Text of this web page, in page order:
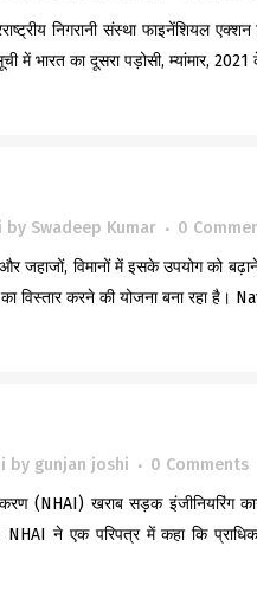
निगरानी संस्था फाइनेंशियल एक्शन
में भारत का दूसरा पड़ोसी, म्यांमार, 2021
by Swadeep Kumar 0
जहाजों, विमानों में इसके उपयोग को
करने की योजना बना रहा है।
by gunjan joshi 0 Comments
(NHAI) खराब सड़क इंजीनियरिंग
NHAI ने एक परिपत्र में कहा कि